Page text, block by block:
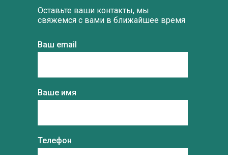
Оставьте ваши контакты, мы
свяжемся с вами в ближайшее время
Ваш email
Ваше имя
Телефон